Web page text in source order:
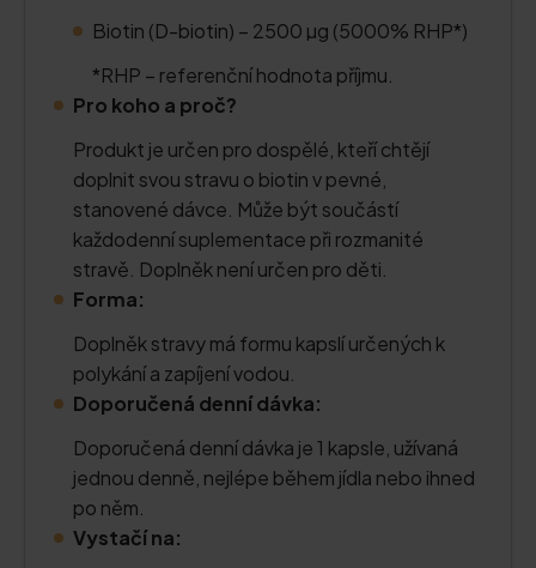
Biotin (D-biotin) – 2500 µg (5000% RHP*)
*RHP – referenční hodnota příjmu.
Pro koho a proč?
Produkt je určen pro dospělé, kteří chtějí
doplnit svou stravu o biotin v pevné,
stanovené dávce. Může být součástí
každodenní suplementace při rozmanité
stravě. Doplněk není určen pro děti.
Forma:
Doplněk stravy má formu kapslí určených k
polykání a zapíjení vodou.
Doporučená denní dávka:
Doporučená denní dávka je 1 kapsle, užívaná
jednou denně, nejlépe během jídla nebo ihned
po něm.
Vystačí na: